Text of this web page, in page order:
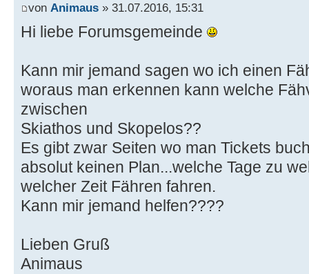
von Animaus » 31.07.2016, 15:31
Hi liebe Forumsgemeinde
Kann mir jemand sagen wo ich einen
woraus man erkennen kann welche
zwischen
Skiathos und Skopelos??
Es gibt zwar Seiten wo man Tickets
absolut keinen Plan...welche Tage zu
welcher Zeit Fähren fahren.
Kann mir jemand helfen????
Lieben Gruß
Animaus